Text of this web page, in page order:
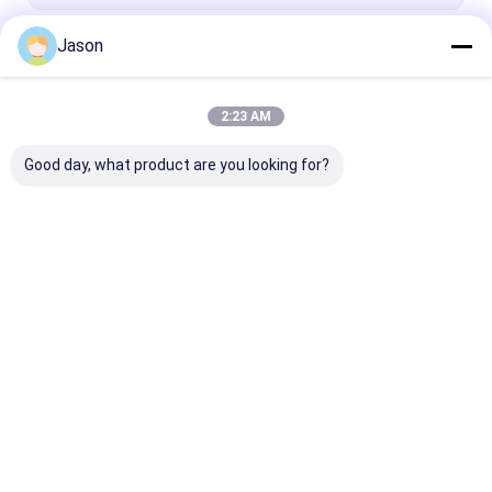
শুকনো পাপ্রিকা মরিচ
Jason
2:23 AM
Good day, what product are you looking for?